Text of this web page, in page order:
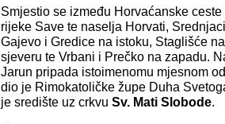
Smjestio se između Horvaćanske
rijeke Save te naselja Horvati,
Gajevo i Gredice na istoku, Staglišće na
sjeveru te Vrbani i Prečko na zapadu.
Jarun pripada istoimenomu mjesnom
dio je Rimokatoličke župe Duha
je središte uz crkvu Sv. Mati Slobode.